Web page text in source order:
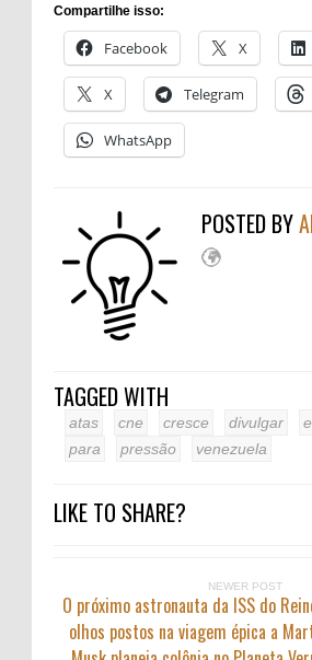
Compartilhe isso:
Facebook X
X Telegram
WhatsApp
POSTED BY
TAGGED WITH
atas cne cresce divulgar
para
pressão venezuela
LIKE TO SHARE?
NEWER POST
O próximo astronauta da ISS do
olhos postos na viagem épica a